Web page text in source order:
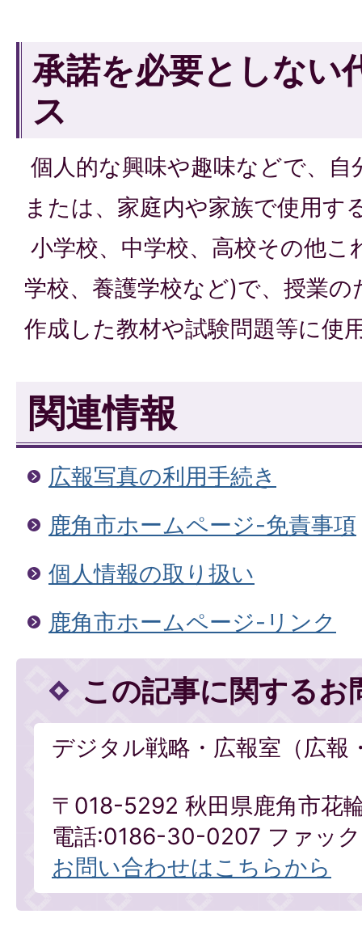
承諾を必要としない
ス
個人的な興味や趣味などで、
または、家庭内や家族で使用す
小学校、中学校、高校その他こ
学校、養護学校など)で、授業
作成した教材や試験問題等に使
関連情報
広報写真の利用手続き
鹿角市ホームページ-免責事項
個人情報の取り扱い
鹿角市ホームページ-リンク
この記事に関するお
デジタル戦略・広報室（広報
〒018-5292 秋田県鹿角市花
電話:0186-30-0207 ファッ
お問い合わせはこちらから